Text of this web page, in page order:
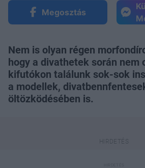
Megosztás
Nem is olyan régen
hogy a divathetek során nem
kifutókon találunk sok-sok
a modellek,
öltözködésében is.